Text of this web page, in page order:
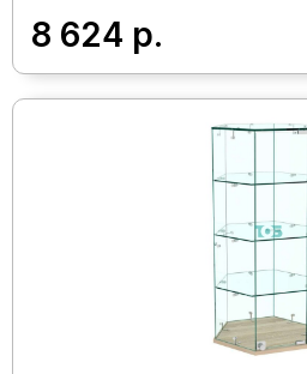
8 624 р.